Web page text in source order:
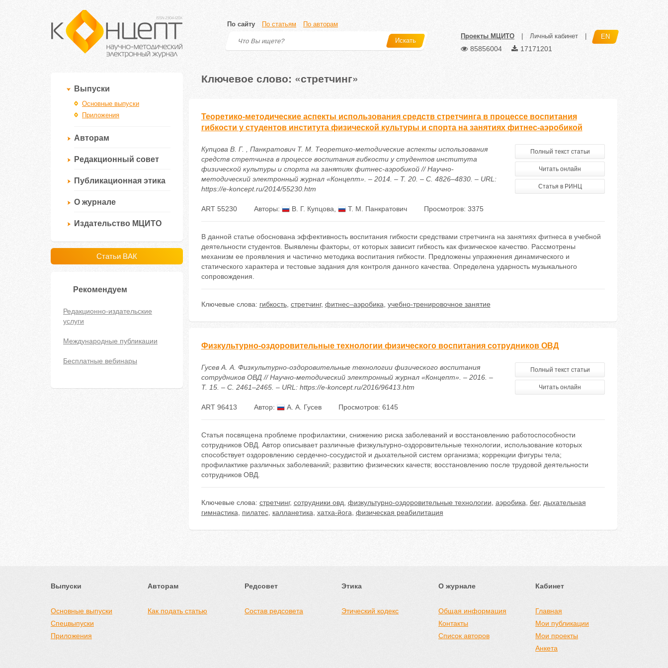
По сайту По статьям По авторам
Искать
Проекты МЦИТО Личный кабинет EN
85856004 17171201
Выпуски
Основные выпуски
Приложения
Авторам
Редакционный совет
Публикационная этика
О журнале
Издательство МЦИТО
Статьи ВАК
Рекомендуем
Редакционно-издательские
услуги
Международные публикации
Бесплатные вебинары
Ключевое слово: «стретчинг»
Теоретико-методические аспекты использования средств стретчинга в процессе воспитания
гибкости у студентов института физической культуры и спорта на занятиях фитнес-аэробикой
Купцова В. Г. , Панкратович Т. М. Теоретико-методические аспекты использования
средств стретчинга в процессе воспитания гибкости у студентов института
физической культуры и спорта на занятиях фитнес-аэробикой // Научно-
методический электронный журнал «Концепт». – 2014. – Т. 20. – С. 4826–4830. – URL:
https://e-koncept.ru/2014/55230.htm
Полный текст статьи
Читать онлайн
Статья в РИНЦ
ART 55230 Авторы: В. Г. Купцова Т. М. Панкратович Просмотров: 3375
В данной статье обоснована эффективность воспитания гибкости средствами стретчинга на занятиях фитнеса в учебной
деятельности студентов. Выявлены факторы, от которых зависит гибкость как физическое качество. Рассмотрены
механизм ее проявления и частично методика воспитания гибкости. Предложены упражнения динамического и
статического характера и тестовые задания для контроля данного качества. Определена ударность музыкального
сопровождения.
Ключевые слова: гибкость, стретчинг, фитнес–аэробика учебно-тренировочное занятие
Физкультурно-оздоровительные технологии физического воспитания сотрудников ОВД
Гусев А. А. Физкультурно-оздоровительные технологии физического воспитания
сотрудников ОВД // Научно-методический электронный журнал «Концепт». – 2016. –
Т. 15. – С. 2461–2465. – URL: https://e-koncept.ru/2016/96413.htm
Полный текст статьи
Читать онлайн
ART 96413 Автор: А. А. Гусев Просмотров: 6145
Статья посвящена проблеме профилактики, снижению риска заболеваний и восстановлению работоспособности
сотрудников ОВД. Автор описывает различные физкультурно-оздоровительные технологии, использование которых
способствует оздоровлению сердечно-сосудистой и дыхательной систем организма; коррекции фигуры тела;
профилактике различных заболеваний; развитию физических качеств; восстановлению после трудовой деятельности
сотрудников ОВД.
Ключевые слова: стретчинг, сотрудники овд физкультурно-оздоровительные технологии аэробика бег, дыхательная
гимнастика
пилатес, калланетика хатха-йога физическая реабилитация
Выпуски
Основные выпуски
Спецвыпуски
Приложения
Авторам
Как подать статью
Редсовет
Состав редсовета
Этика
Этический кодекс
О журнале
Общая информация
Контакты
Список авторов
Кабинет
Главная
Мои публикации
Мои проекты
Анкета